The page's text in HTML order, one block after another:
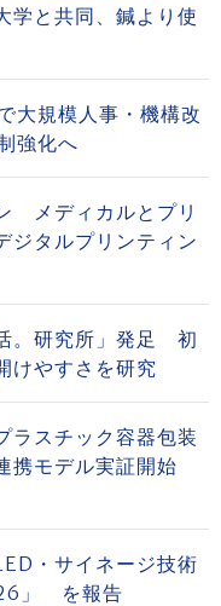
と共同、鍼より使
大規模人事・機構改
強化へ
メディカルとプリ
タルプリンティン
。研究所」発足 初
けやすさを研究
スチック容器包装
携モデル実証開始
・サイネージ技術
」 を報告